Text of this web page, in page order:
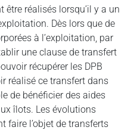
être réalisés lorsqu’il y a un
Dès lors que de
à l’exploitation, par
une clause de transfert
récupérer les DPB
réalisé ce transfert dans
de bénéficier des aides
îlots. Les évolutions
faire l’objet de transferts